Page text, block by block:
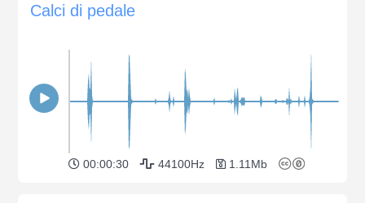
Calci di pedale
00:00:30 44100Hz 1.11Mb